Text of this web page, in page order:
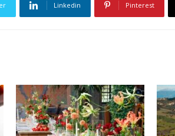
Linkedin Pinterest